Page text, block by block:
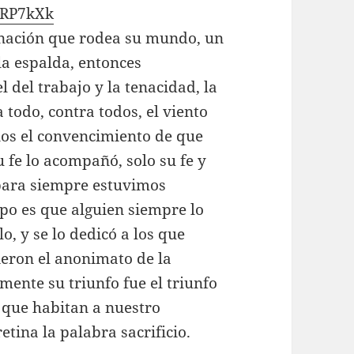
que rodea su mundo, un
espalda, entonces
del trabajo y la tenacidad, la
contra todos, el viento
el convencimiento de que
lo acompañó, solo su fe y
siempre estuvimos
es que alguien siempre lo
y se lo dedicó a los que
el anonimato de la
su triunfo fue el triunfo
habitan a nuestro
la palabra sacrificio.